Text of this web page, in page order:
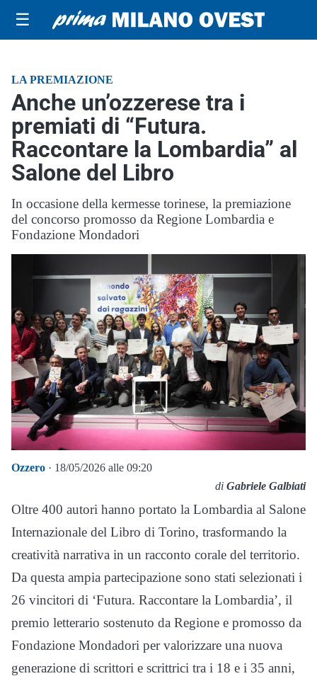
☰
LA PREMIAZIONE
Anche un’ozzerese tra i
premiati di “Futura.
Raccontare la Lombardia” al
Salone del Libro
In occasione della kermesse torinese, la premiazione
del concorso promosso da Regione Lombardia e
Fondazione Mondadori
Ozzero · 18/05/2026 alle 09:20
di Gabriele Galbiati
Oltre 400 autori hanno portato la Lombardia al Salone
Internazionale del Libro di Torino, trasformando la
creatività narrativa in un racconto corale del territorio.
Da questa ampia partecipazione sono stati selezionati i
26 vincitori di ‘Futura. Raccontare la Lombardia’, il
premio letterario sostenuto da Regione e promosso da
Fondazione Mondadori per valorizzare una nuova
generazione di scrittori e scrittrici tra i 18 e i 35 anni,